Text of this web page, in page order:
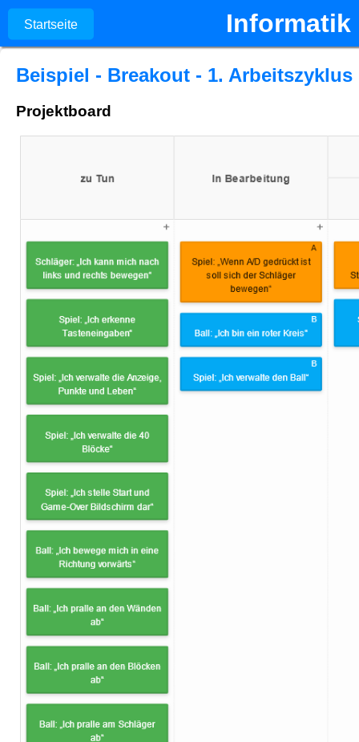
Startseite Informatik
Beispiel - Breakout - 1. Arbeitszyklus
Projektboard